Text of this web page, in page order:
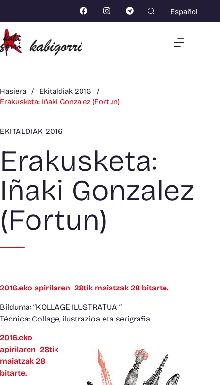
Español
Hasiera / Ekitaldiak 2016
/
Erakusketa: Iñaki Gonzalez (Fortun)
EKITALDIAK 2016
Erakusketa:
Iñaki Gonzalez
(Fortun)
2016.eko apirilaren 28tik maiatzak 28 bitarte.
Bilduma: “KOLLAGE ILUSTRATUA “
Técnica: Collage, ilustrazioa eta serigrafia.
2016.eko
apirilaren 28tik
maiatzak 28
bitarte.